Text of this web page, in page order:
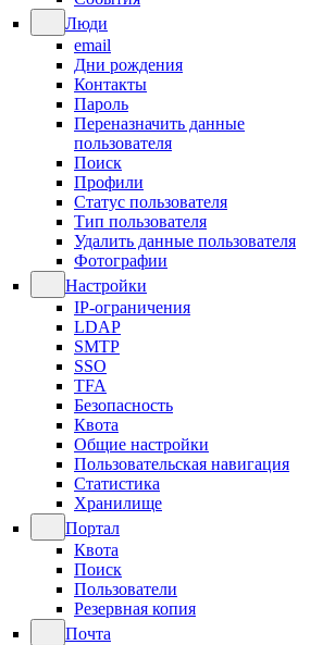
Люди
email
Дни рождения
Контакты
Пароль
Переназначить данные
пользователя
Поиск
Профили
Статус пользователя
Тип пользователя
Удалить данные пользователя
Фотографии
Настройки
IP-ограничения
LDAP
SMTP
SSO
TFA
Безопасность
Квота
Общие настройки
Пользовательская навигация
Статистика
Хранилище
Портал
Квота
Поиск
Пользователи
Резервная копия
Почта